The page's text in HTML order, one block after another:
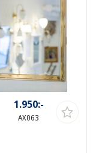
1.950:-
AX063